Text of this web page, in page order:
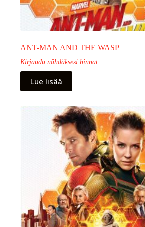
ANT-MAN AND THE WASP
Kirjaudu nähdäksesi hinnat
Lue lisää